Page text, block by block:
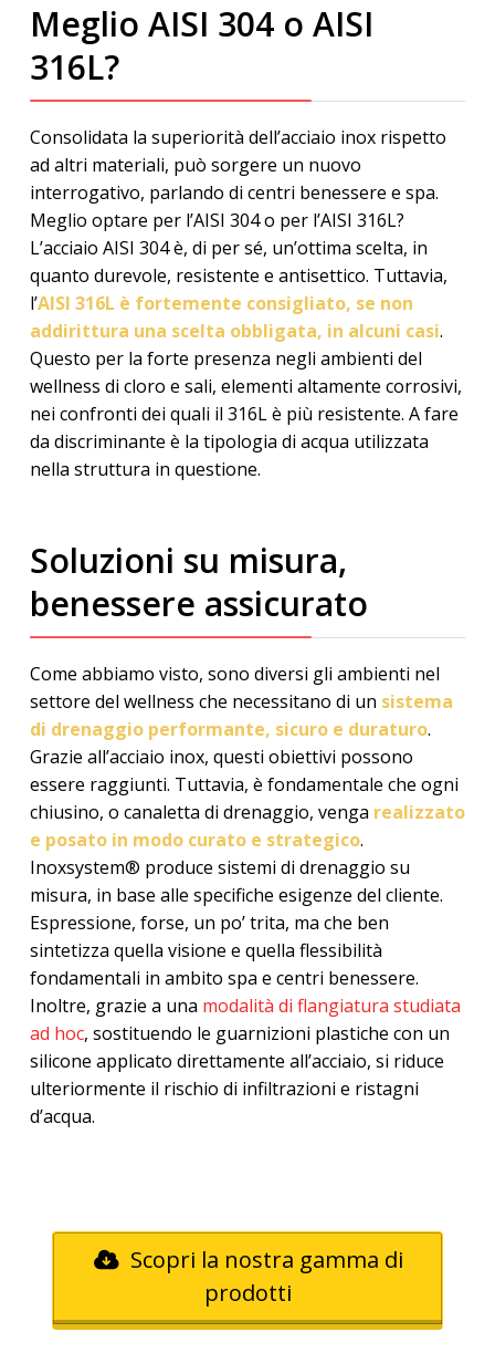
Meglio AISI 304 o AISI
316L?
Consolidata la superiorità dell’acciaio inox rispetto
ad altri materiali, può sorgere un nuovo
interrogativo, parlando di centri benessere e spa.
Meglio optare per l’AISI 304 o per l’AISI 316L?
L’acciaio AISI 304 è, di per sé, un’ottima scelta, in
quanto durevole, resistente e antisettico. Tuttavia,
l’AISI 316L è fortemente consigliato, se non
addirittura una scelta obbligata, in alcuni casi.
Questo per la forte presenza negli ambienti del
wellness di cloro e sali, elementi altamente corrosivi,
nei confronti dei quali il 316L è più resistente. A fare
da discriminante è la tipologia di acqua utilizzata
nella struttura in questione.
Soluzioni su misura,
benessere assicurato
Come abbiamo visto, sono diversi gli ambienti nel
settore del wellness che necessitano di un sistema
di drenaggio performante, sicuro e duraturo.
Grazie all’acciaio inox, questi obiettivi possono
essere raggiunti. Tuttavia, è fondamentale che ogni
chiusino, o canaletta di drenaggio, venga realizzato
e posato in modo curato e strategico.
Inoxsystem® produce sistemi di drenaggio su
misura, in base alle specifiche esigenze del cliente.
Espressione, forse, un po’ trita, ma che ben
sintetizza quella visione e quella flessibilità
fondamentali in ambito spa e centri benessere.
Inoltre, grazie a una modalità di flangiatura studiata
ad hoc, sostituendo le guarnizioni plastiche con un
silicone applicato direttamente all’acciaio, si riduce
ulteriormente il rischio di infiltrazioni e ristagni
d’acqua.
Scopri la nostra gamma di
prodotti